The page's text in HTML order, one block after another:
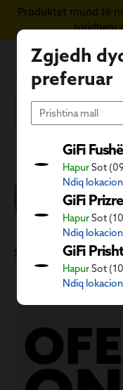
Kapërce te përmbajtja
Produktet mund të
zgjidheni
Zgjedh
preferuar
GiFi
HapurSot
Ndiq
GiFi
HapurSot
Ndiq
GiFi
HapurSot
Ndiq
Shtëpia Kuzhina